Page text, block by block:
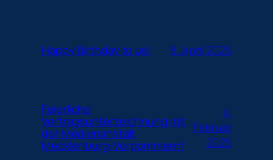
Happy Birthday to us! 8. April 2025
Feierliche
Vertragsunterzeichnung mit
der Medienanstalt
Mecklenburg-Vorpommern!
4.
Februar
2025